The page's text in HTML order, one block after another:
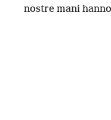
nostre mani